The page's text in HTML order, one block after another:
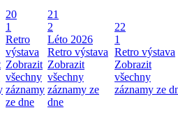
20
1
Retro
výstava
Zobrazit
všechny
záznamy
ze dne
21
2
Léto 2026
Retro výstava
Zobrazit
všechny
záznamy ze
dne
22
1
Retro výstava
Zobrazit
všechny
záznamy ze